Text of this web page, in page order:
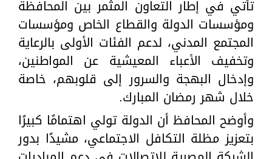
تأتي في إطار التعاون المثمر بين المحافظة
ومؤسسات الدولة والقطاع الخاص ومؤسسات
المجتمع المدني، لدعم الفئات الأولى بالرعاية
وتخفيف الأعباء المعيشية عن المواطنين،
وإدخال البهجة والسرور إلى قلوبهم، خاصة
خلال شهر رمضان المبارك.
وأوضح المحافظ أن الدولة تولي اهتمامًا كبيرًا
بتعزيز مظلة التكافل الاجتماعي، مشيدًا بدور